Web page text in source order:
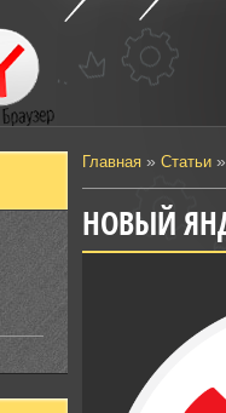
Главная» Статьи»
НОВЫЙ